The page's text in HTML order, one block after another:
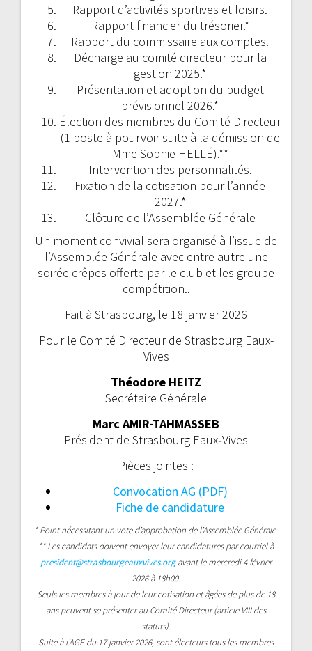
Rapport d’activités sportives et loisirs.
Rapport financier du trésorier.*
Rapport du commissaire aux comptes.
Décharge au comité directeur pour la
gestion 2025.*
Présentation et adoption du budget
prévisionnel 2026.*
Élection des membres du Comité Directeur
(1 poste à pourvoir suite à la démission de
Mme Sophie HELLÉ).**
Intervention des personnalités.
Fixation de la cotisation pour l’année
2027.*
Clôture de l’Assemblée Générale
Un moment convivial sera organisé à l’issue de
l’Assemblée Générale avec entre autre une
soirée crêpes offerte par le club et les groupe
compétition..
Fait à Strasbourg, le 18 janvier 2026
Pour le Comité Directeur de Strasbourg Eaux-
Vives
Théodore HEITZ
Secrétaire Générale
Marc AMIR-TAHMASSEB
Président de Strasbourg Eaux‑Vives
Pièces jointes :
Convocation AG (PDF)
Fiche de candidature
* Point nécessitant un vote d’approbation de l’Assemblée Générale.
** Les candidats doivent envoyer leur candidatures par courriel à
president@strasbourgeauxvives.orgavant le mercredi 4 février
2026 à 18h00.
Seuls les membres à jour de leur cotisation et âgées de plus de 18
ans peuvent se présenter au Comité Directeur (article VIII des
statuts).
Suite à l’AGE du 17 janvier 2026, sont électeurs tous les membres